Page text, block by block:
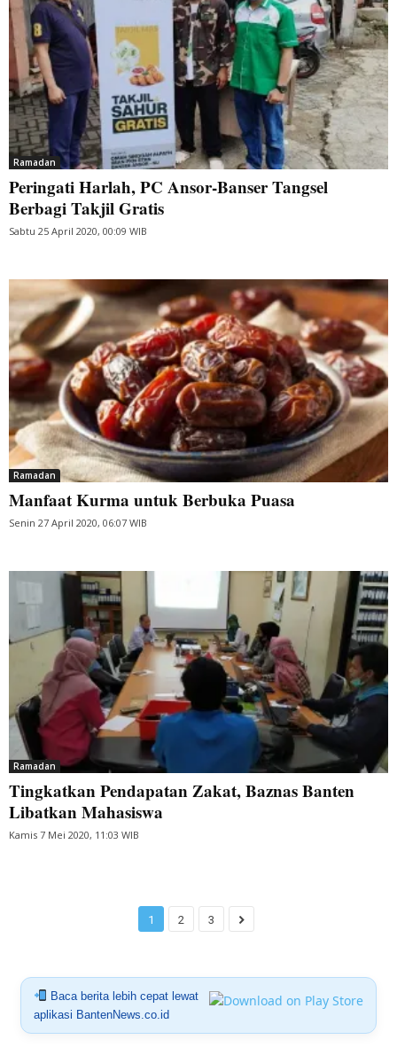
Ramadan
Peringati Harlah, PC Ansor-Banser Tangsel
Berbagi Takjil Gratis
Sabtu 25 April 2020, 00:09 WIB
Ramadan
Manfaat Kurma untuk Berbuka Puasa
Senin 27 April 2020, 06:07 WIB
Ramadan
Tingkatkan Pendapatan Zakat, Baznas Banten
Libatkan Mahasiswa
Kamis 7 Mei 2020, 11:03 WIB
1 2 3
Baca berita lebih cepat lewat
aplikasi BantenNews.co.id